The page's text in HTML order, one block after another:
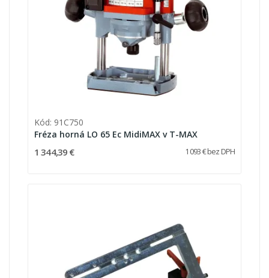
Kód: 91C750
Fréza horná LO 65 Ec MidiMAX v T-MAX
1 344,39 € 1 093 € bez DPH